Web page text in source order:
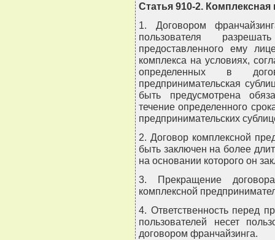
Статья 910-2.
1. Договором
пользователя
предоставленного ему
комплекса на условиях,
определенных в
предпринимательская
быть предусмотрена
течение определенного
предпринимательских
2. Договор комплексной
быть заключен на более
на основании которого он
3. Прекращение
комплексной
4. Ответственность перед
пользователей несет
договором франчайзинга.